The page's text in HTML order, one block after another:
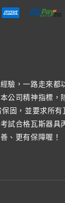
驗，一路走來都
公司精神指標，
固，並要求所
試合格瓦斯器具
、更有保障喔！